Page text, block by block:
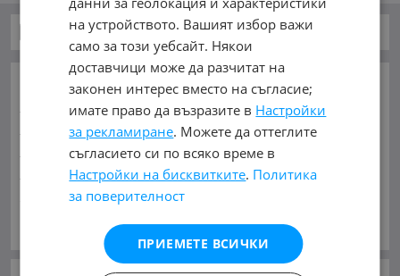
Автомобили и Джипове
Виж Още
ОСНОВНИ КАТЕГОРИИ В MOBILE.BG:
Карта на сайта Автомобили и ДжиповеБусове
Камиони Мотоциклети Селскостопански
Индустриални Кари Каравани Яхти и Лодки
Ремаркета Велосипеди Части Аксесоари
Гуми и джанти Купува Услуги
(1) AITO (2) Abarth (32) Acura
Alfa Romeo (800) Alpina (7) Aro
на устройството. Вашият избор важи
само за този уебсайт. Някои
доставчици може да разчитат на
законен интерес вместо на съгласие;
имате право да възразите в Настройки
за рекламиране. Можете да оттеглите
съгласието си по всяко време в
Настройки на бисквитките. Политика
за поверителност
ПРИЕМЕТЕ ВСИЧКИ